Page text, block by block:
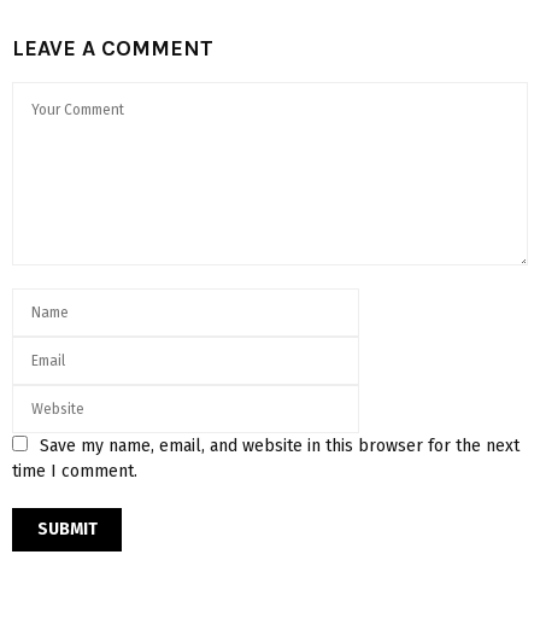
LEAVE A COMMENT
Save my name, email, and website in this browser for the next
time I comment.